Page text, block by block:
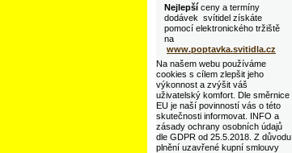
Nejlepší ceny a termíny
dodávek svítidel získáte
pomocí elektronického tržiště
na
www.poptavka.svitidla.cz
Na našem webu používáme
cookies s cílem zlepšit jeho
výkonnost a zvýšit váš
uživatelský komfort. Dle směrnice
EU je naší povinností vás o této
skutečnosti informovat. INFO a
zásady ochrany osobních údajů
dle GDPR od 25.5.2018. Z důvodu
plnění uzavřené kupní smlouvy